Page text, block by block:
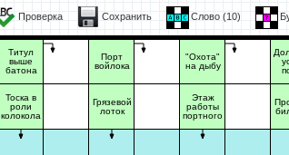
Проверка Сохранить Слово (10)
Титул
выше
батона
Тоска в
роли
колокола
Порт
войлока
Грязевой
лоток
"Охота"
на дыбу
Этаж
работы
портного